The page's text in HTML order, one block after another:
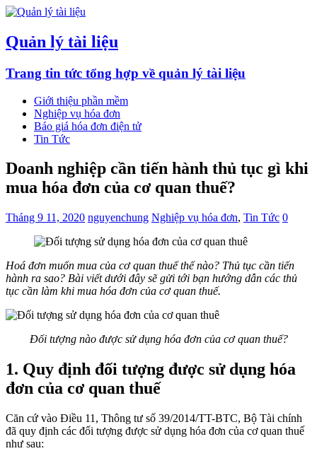
Quản lý tài liệu
Trang tin tức tổng hợp về quản lý tài liệu
Giới thiệu phần mềm
Nghiệp vụ hóa đơn
Báo giá hóa đơn điện tử
Tin Tức
Doanh nghiệp cần tiến hành thủ tục gì khi
mua hóa đơn của cơ quan thuế?
Tháng 9 11, 2020 nguyenchung Nghiệp vụ hóa đơn, Tin Tức 0
Hoá đơn muốn mua của cơ quan thuế thế nào? Thủ tục cần tiến
hành ra sao? Bài viết dưới đây sẽ gửi tới bạn hướng dẫn các thủ
tục cần làm khi mua hóa đơn của cơ quan thuế.
Đối tượng nào được sử dụng hóa đơn của cơ quan thuế?
1. Quy định đối tượng được sử dụng hóa
đơn của cơ quan thuế
Căn cứ vào Điều 11, Thông tư số 39/2014/TT-BTC, Bộ Tài chính
đã quy định các đối tượng được sử dụng hóa đơn của cơ quan thuế
như sau: